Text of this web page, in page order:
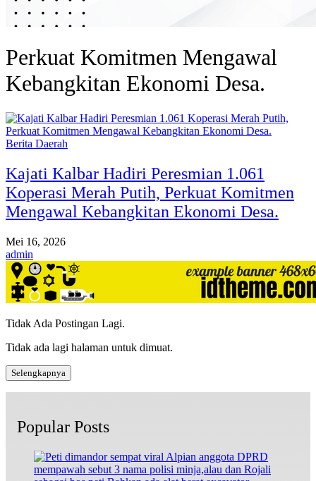
Perkuat Komitmen Mengawal
Kebangkitan Ekonomi Desa.
Berita Daerah
Kajati Kalbar Hadiri Peresmian 1.061
Koperasi Merah Putih, Perkuat Komitmen
Mengawal Kebangkitan Ekonomi Desa.
Mei 16, 2026
admin
Tidak Ada Postingan Lagi.
Tidak ada lagi halaman untuk dimuat.
Selengkapnya
Popular Posts